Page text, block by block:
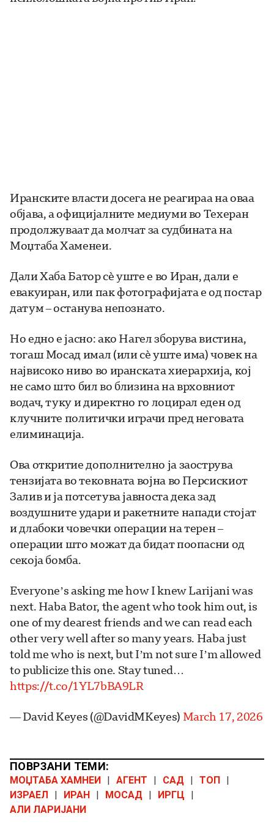
Иранските власти досега не реагираа на оваа
објава, а официјалните медиуми во Техеран
продолжуваат да молчат за судбината на
Моџтаба Хаменеи.
Дали Хаба Батор сè уште е во Иран, дали е
евакуиран, или пак фотографијата е од постар
датум – останува непознато.
Но едно е јасно: ако Нагел зборува вистина,
тогаш Мосад имал (или сè уште има) човек на
највисоко ниво во иранската хиерархија, кој
не само што бил во близина на врховниот
водач, туку и директно го лоцирал еден од
клучните политички играчи пред неговата
елиминација.
Ова откритие дополнително ја заострува
тензијата во тековната војна во Персискиот
Залив и ја потсетува јавноста дека зад
воздушните удари и ракетните напади стојат
и длабоки човечки операции на терен –
операции што можат да бидат поопасни од
секоја бомба.
Everyone’s asking me how I knew Larijani was
next. Haba Bator, the agent who took him out, is
one of my dearest friends and we can read each
other very well after so many years. Haba just
told me who is next, but I’m not sure I’m allowed
to publicize this one. Stay tuned…
https://t.co/1YL7bBA9LR
— David Keyes (@DavidMKeyes) March 17, 2026
ПОВРЗАНИ ТЕМИ:
МОЏТАБА ХАМНЕИ | АГЕНТ | САД | ТОП |
ИЗРАЕЛ
| ИРАН | МОСАД | ИРГЦ
|
АЛИ ЛАРИЈАНИ